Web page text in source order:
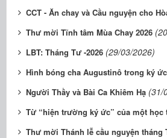
CCT - Ăn chay và Cầu nguyện cho
Thư mời Tĩnh tâm Mùa Chay 2026
LBT: Tháng Tư -2026 (29/03/2026)
Hình bóng cha Augustinô trong ký ức
Người Thầy và Bài Ca Khiêm Hạ (31/
Từ “hiện trường ký ức” của một học
Thư mời Thánh lễ cầu nguyện tháng